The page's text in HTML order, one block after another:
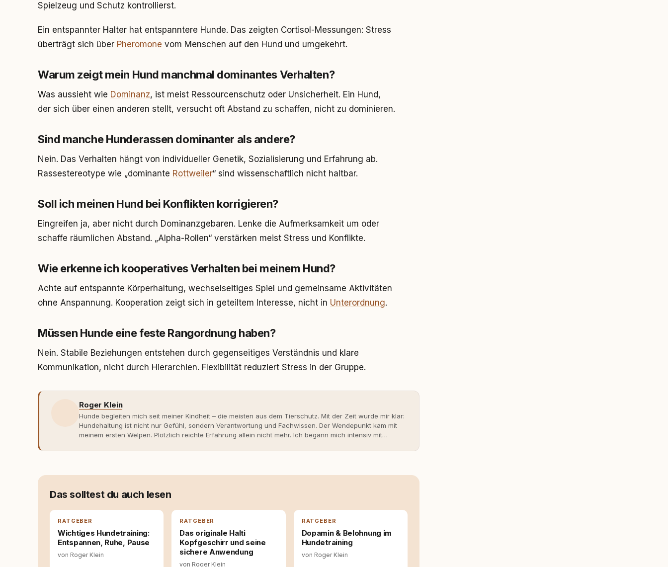
Spielzeug und Schutz kontrollierst.
Ein entspannter Halter hat entspanntere Hunde. Das zeigten Cortisol-Messungen: Stress
überträgt sich über Pheromone vom Menschen auf den Hund und umgekehrt.
Warum zeigt mein Hund manchmal dominantes Verhalten?
Was aussieht wie Dominanz, ist meist Ressourcenschutz oder Unsicherheit. Ein Hund,
der sich über einen anderen stellt, versucht oft Abstand zu schaffen, nicht zu dominieren.
Sind manche Hunderassen dominanter als andere?
Nein. Das Verhalten hängt von individueller Genetik, Sozialisierung und Erfahrung ab.
Rassestereotype wie „dominante Rottweiler“ sind wissenschaftlich nicht haltbar.
Soll ich meinen Hund bei Konflikten korrigieren?
Eingreifen ja, aber nicht durch Dominanzgebaren. Lenke die Aufmerksamkeit um oder
schaffe räumlichen Abstand. „Alpha-Rollen“ verstärken meist Stress und Konflikte.
Wie erkenne ich kooperatives Verhalten bei meinem Hund?
Achte auf entspannte Körperhaltung, wechselseitiges Spiel und gemeinsame Aktivitäten
ohne Anspannung. Kooperation zeigt sich in geteiltem Interesse, nicht in Unterordnung.
Müssen Hunde eine feste Rangordnung haben?
Nein. Stabile Beziehungen entstehen durch gegenseitiges Verständnis und klare
Kommunikation, nicht durch Hierarchien. Flexibilität reduziert Stress in der Gruppe.
Roger Klein
Hunde begleiten mich seit meiner Kindheit – die meisten aus dem Tierschutz. Mit der Zeit wurde mir klar:
Hundehaltung ist nicht nur Gefühl, sondern Verantwortung und Fachwissen. Der Wendepunkt kam mit
meinem ersten Welpen. Plötzlich reichte Erfahrung allein nicht mehr. Ich begann mich intensiv mit
Erfahrung entsteht echte Bindung dort, wo Verständnis Wissen ersetzt – nicht umgekehrt. Aus dieser
Das solltest du auch lesen
RATGEBER
Wichtiges Hundetraining:
Entspannen, Ruhe, Pause
von Roger Klein
RATGEBER
Das originale Halti
Kopfgeschirr und seine
sichere Anwendung
von Roger Klein
RATGEBER
Dopamin & Belohnung im
Hundetraining
von Roger Klein